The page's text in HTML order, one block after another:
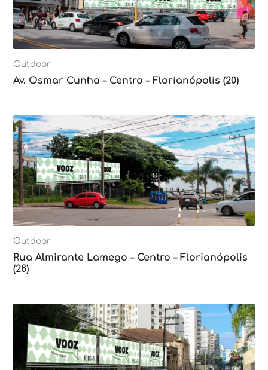
Outdoor
Av. Osmar Cunha – Centro – Florianópolis (20)
Outdoor
Rua Almirante Lamego – Centro – Florianópolis
(28)